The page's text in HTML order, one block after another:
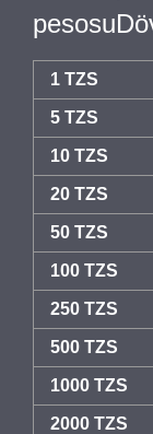
1 TZS
5 TZS
10 TZS
20 TZS
50 TZS
100 TZS
250 TZS
500 TZS
1000 TZS
2000 TZS